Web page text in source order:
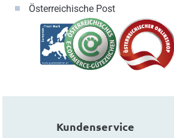
Österreichische Post
Kundenservice